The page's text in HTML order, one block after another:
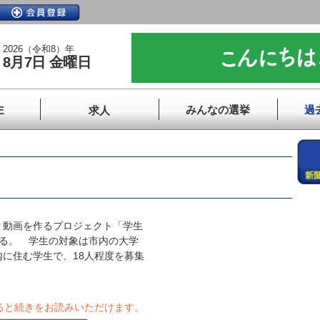
2026（令和8）年
8月7日 金曜日
求人 みんなの選挙 過
画を作るプロジェクト「学生
。 学生の対象は市内の大学
住む学生で、18人程度を募集
続きをお読みいただけます。